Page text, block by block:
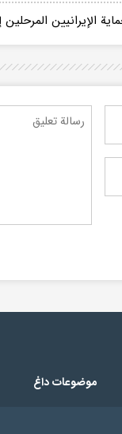
الإیرانیین المرحلین
موضوعات داغ